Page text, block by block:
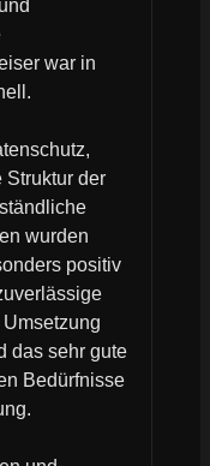
war in
der
wurden
positiv
das sehr gute
Bedürfnisse